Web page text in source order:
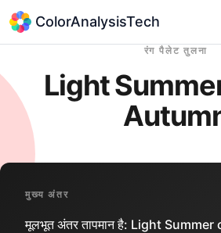
ColorAnalysisTech
रंग पैलेट तुलना
Light
मुख्य अंतर
मूलभूत अंतर तापमान है: Light Summer